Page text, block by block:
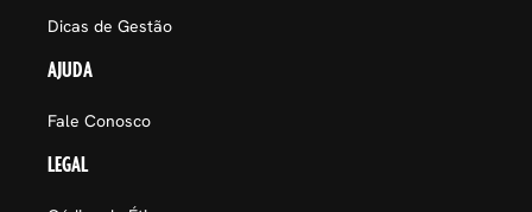
Dicas de Gestão
AJUDA
Fale Conosco
LEGAL